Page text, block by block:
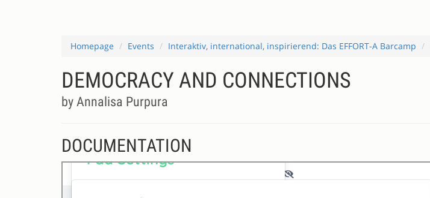
Homepage Events Interaktiv, international, inspirierend: Das EFFORT-A Barcamp
DEMOCRACY AND CONNECTIONS
by Annalisa Purpura
DOCUMENTATION